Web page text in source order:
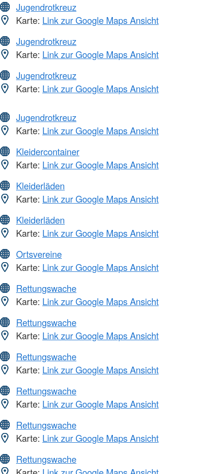
Jugendrotkreuz
Karte: Link zur Google Maps Ansicht
Jugendrotkreuz
Karte: Link zur Google Maps Ansicht
Jugendrotkreuz
Karte: Link zur Google Maps Ansicht
Jugendrotkreuz
Karte: Link zur Google Maps Ansicht
Kleidercontainer
Karte: Link zur Google Maps Ansicht
Kleiderläden
Karte: Link zur Google Maps Ansicht
Kleiderläden
Karte: Link zur Google Maps Ansicht
Ortsvereine
Karte: Link zur Google Maps Ansicht
Rettungswache
Karte: Link zur Google Maps Ansicht
Rettungswache
Karte: Link zur Google Maps Ansicht
Rettungswache
Karte: Link zur Google Maps Ansicht
Rettungswache
Karte: Link zur Google Maps Ansicht
Rettungswache
Karte: Link zur Google Maps Ansicht
Rettungswache